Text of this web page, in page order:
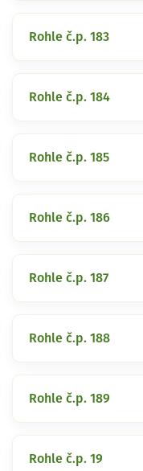
Rohle č.p. 183
Rohle č.p. 184
Rohle č.p. 185
Rohle č.p. 186
Rohle č.p. 187
Rohle č.p. 188
Rohle č.p. 189
Rohle č.p. 19